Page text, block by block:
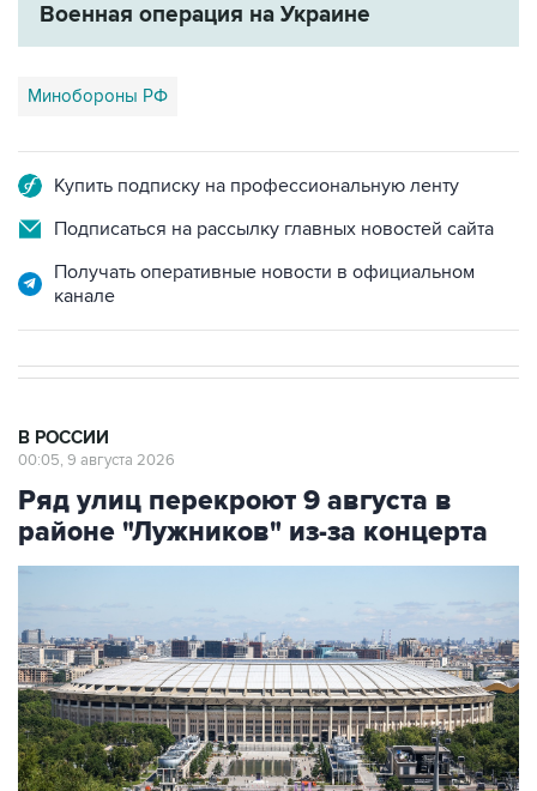
Военная операция на Украине
Минобороны РФ
Купить подписку на профессиональную ленту
Подписаться на рассылку главных новостей сайта
Получать оперативные новости в официальном
канале
В РОССИИ
00:05, 9 августа 2026
Ряд улиц перекроют 9 августа в
районе "Лужников" из-за концерта